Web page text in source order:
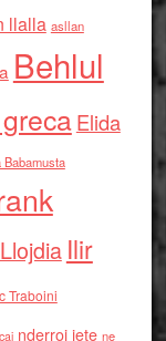
llalla asllan
Behlul
Elida
Babamusta
Ilir
Traboini
nderroi jete ne